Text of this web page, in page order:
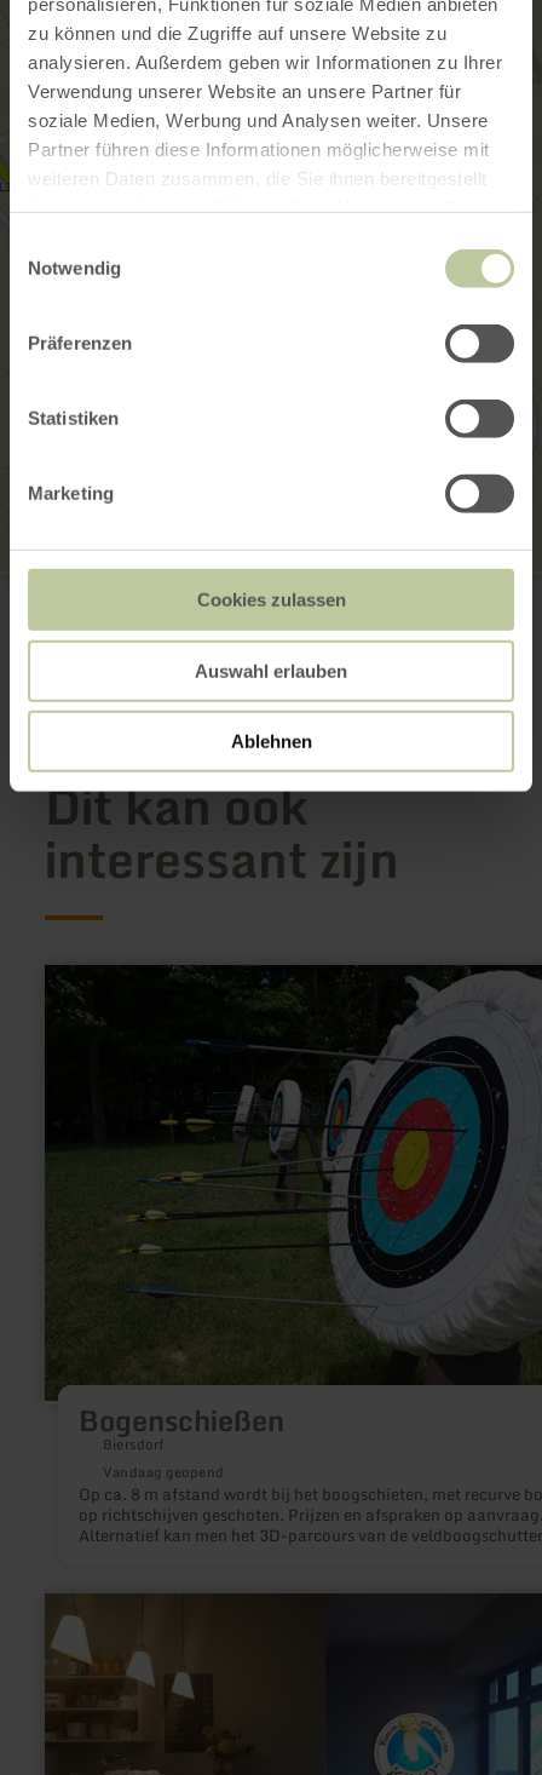
zu können und die Zugriffe auf unsere Website zu
analysieren. Außerdem geben wir Informationen zu Ihrer
Verwendung unserer Website an unsere Partner für
soziale Medien, Werbung und Analysen weiter. Unsere
Partner führen diese Informationen möglicherweise mit
weiteren Daten zusammen, die Sie ihnen bereitgestellt
Notwendig
Präferenzen
Statistiken
Marketing
Cookies zulassen
Auswahl erlauben
Ablehnen
Aankomst plannen
Op kaart weergeven
Dit kan ook
interessant zijn
Bogenschießen
Biersdorf
Vandaag geopend
Op ca. 8 m afstand wordt bij het boogschieten, met recurve
op richtschijven geschoten. Prijzen en afspraken op
Alternatief kan men het 3D-parcours van de
meer
informatie
over:
informatie
over:
Eifel
bioscoop